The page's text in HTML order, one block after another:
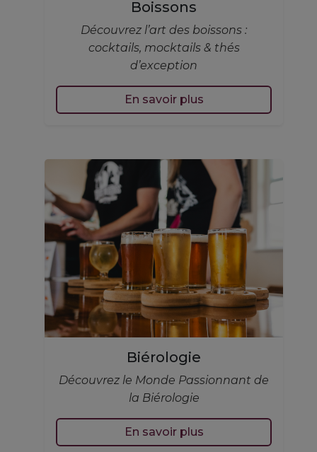
Boissons
Découvrez l’art des boissons :
cocktails, mocktails & thés
d’exception
En savoir plus
Biérologie
Découvrez le Monde Passionnant de
la Biérologie
En savoir plus